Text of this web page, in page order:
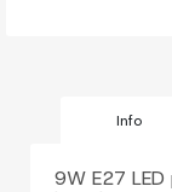
Info
9W E27